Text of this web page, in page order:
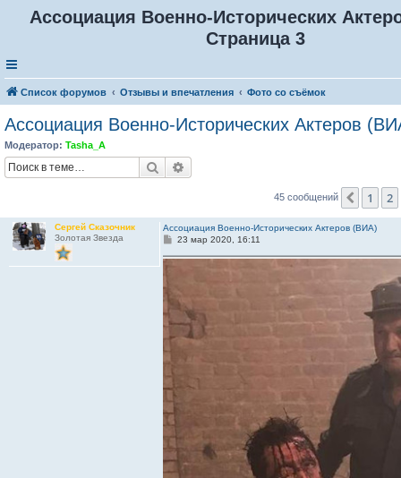
Ассоциация Военно-Исторических
Страница 3
Список форумов Отзывы и впечатления Фото со съёмок
Ассоциация Военно-Исторических Актеров
Модератор: Tasha_A
Поиск
45 сообщений Пред.
1 2
Сергей Сказочник
Золотая Звезда
Ассоциация Военно-Исторических Актеров (ВИА)
С
о
е
н
е
23 мар 2020, 16:11